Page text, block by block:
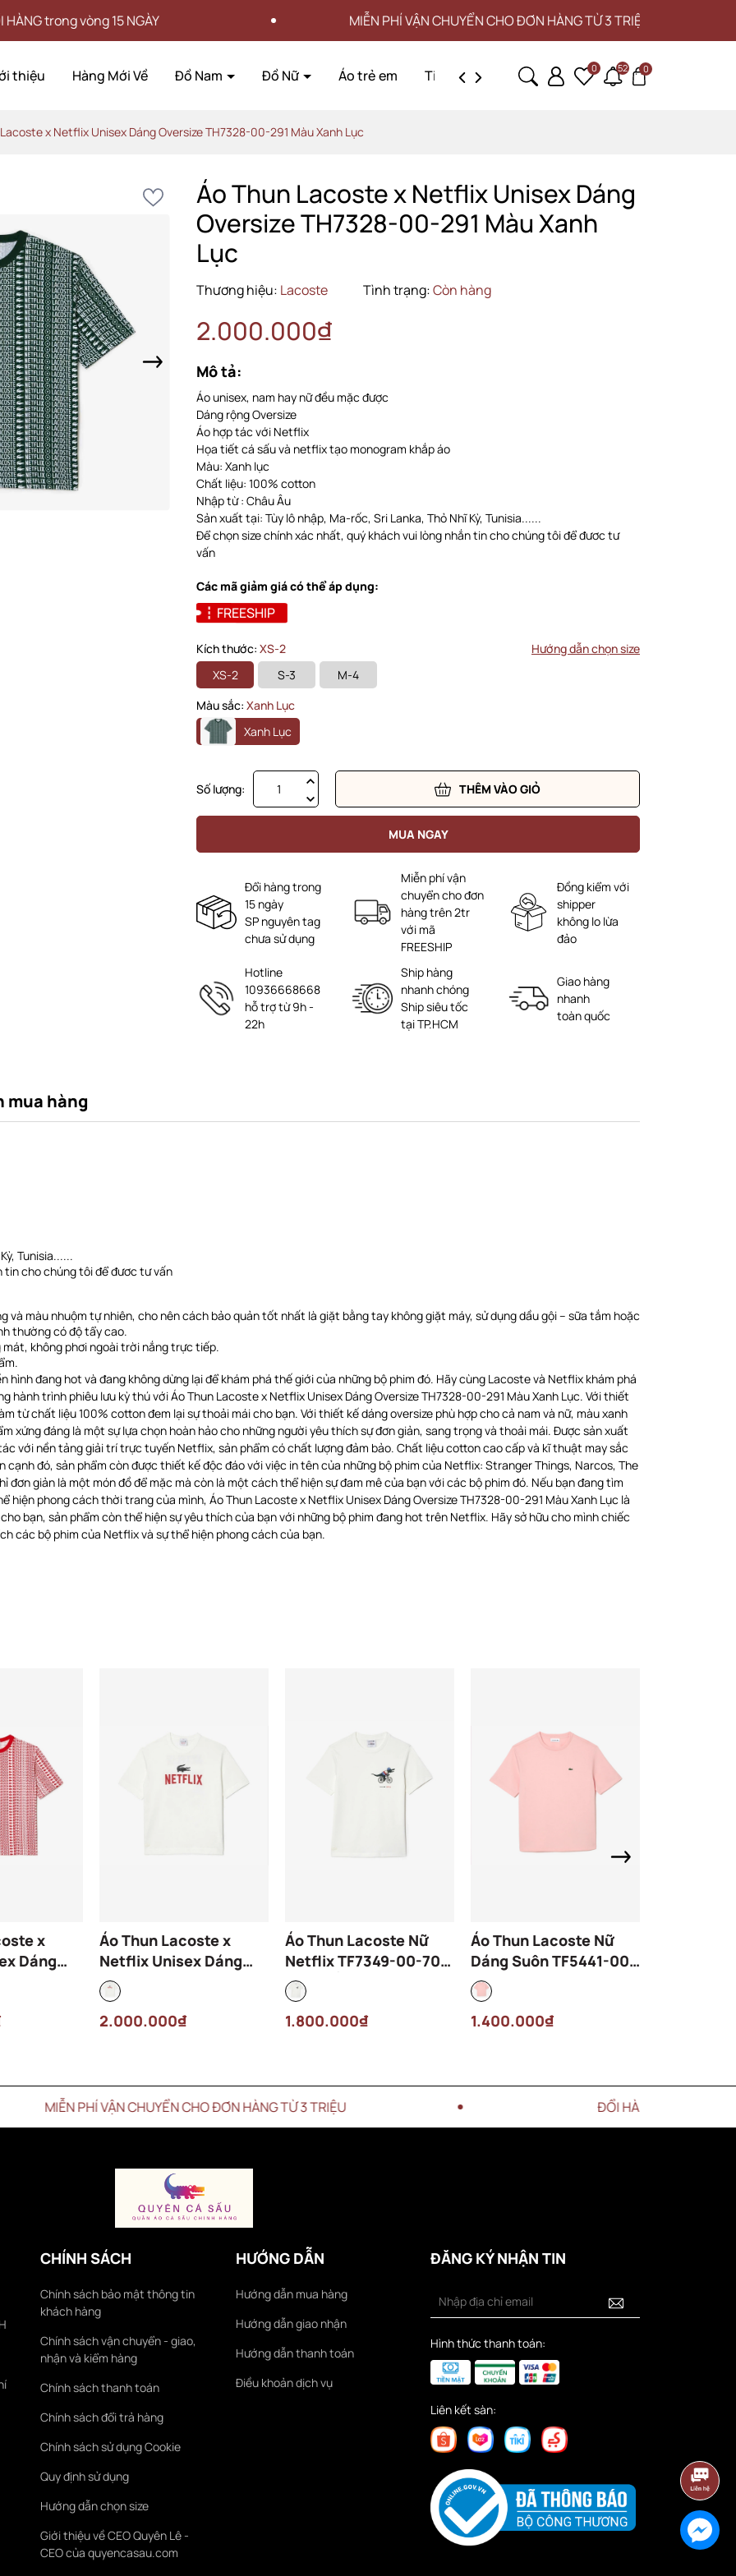
NGÀY MIỄN PHÍ VẬN CHUYỂN CHO ĐƠN HÀNG TỪ 3 TRIỆU
thiệu Hàng Mới Về Đồ Nam Đồ Nữ Áo trẻ em Tin tức Liên hệ 0 52 0
x Netflix Unisex Dáng Oversize TH7328-00-291 Màu Xanh Lục
Áo Thun Lacoste x Netflix Unisex Dáng
Oversize TH7328-00-291 Màu Xanh
Lục
Thương hiệu: Lacoste Tình trạng:Còn hàng
2.000.000₫
Mô tả:
Áo unisex, nam hay nữ đều mặc được
Dáng rộng Oversize
Áo hợp tác với Netflix
Họa tiết cá sấu và netflix tạo monogram khắp áo
Màu: Xanh lục
Chất liệu: 100% cotton
Nhập từ : Châu Âu
Sản xuất tại: Tùy lô nhập, Ma-rốc, Sri Lanka, Thỏ Nhĩ Kỳ, Tunisia......
Để chọn size chính xác nhất, quý khách vui lòng nhắn tin cho chúng tôi để đươc tư
vấn
Các mã giảm giá có thể áp dụng:
FREESHIP
Kích thước: XS-2
Hướng dẫn chọn size
XS-2
S-3
M-4
Màu sắc: Xanh Lục
Xanh Lục
Số lượng: THÊM VÀO GIỎ
MUA NGAY
Đổi hàng trong
15 ngày
SP nguyên tag
chưa sử dụng
Miễn phí vận
chuyển cho đơn
hàng trên 2tr
với mã
FREESHIP
Đồng kiểm với
shipper
không lo lừa
đảo
Hotline
10936668668
hỗ trợ từ 9h -
22h
Ship hàng
nhanh chóng
Ship siêu tốc
tại TP.HCM
Giao hàng
nhanh
toàn quốc
mua hàng
Tunisia......
tin cho chúng tôi để đươc tư vấn
màu nhuộm tự nhiên, cho nên cách bảo quản tốt nhất là giặt bằng tay không giặt máy, sử dụng dầu gội – sữa tắm hoặc
thường có độ tẩy cao.
không phơi ngoài trời nắng trực tiếp.
hình đang hot và đang không dừng lại để khám phá thế giới của những bộ phim đó. Hãy cùng Lacoste và Netflix khám phá
hành trình phiêu lưu kỳ thú với Áo Thun Lacoste x Netflix Unisex Dáng Oversize TH7328-00-291 Màu Xanh Lục. Với thiết
từ chất liệu 100% cotton đem lại sự thoải mái cho bạn. Với thiết kế dáng oversize phù hợp cho cả nam và nữ, màu xanh
xứng đáng là một sự lựa chọn hoàn hảo cho những người yêu thích sự đơn giản, sang trọng và thoải mái. Được sản xuất
với nền tảng giải trí trực tuyến Netflix, sản phẩm có chất lượng đảm bảo. Chất liệu cotton cao cấp và kĩ thuật may sắc
cạnh đó, sản phẩm còn được thiết kế độc đáo với việc in tên của những bộ phim của Netflix: Stranger Things, Narcos, The
đơn giản là một món đồ để mặc mà còn là một cách thể hiện sự đam mê của bạn với các bộ phim đó. Nếu bạn đang tìm
hiện phong cách thời trang của mình, Áo Thun Lacoste x Netflix Unisex Dáng Oversize TH7328-00-291 Màu Xanh Lục là
bạn, sản phẩm còn thể hiện sự yêu thích của bạn với những bộ phim đang hot trên Netflix. Hãy sở hữu cho mình chiếc
các bộ phim của Netflix và sự thể hiện phong cách của bạn.
x
Dáng
00-
Áo Thun Lacoste x
Netflix Unisex Dáng
Oversize TH7343-00-
70V Màu Trắng Kem
2.000.000₫
Áo Thun Lacoste Nữ
Netflix TF7349-00-70V
Màu Trắng
1.800.000₫
Áo Thun Lacoste Nữ
Dáng Suôn TF5441-00-
KF9 Màu Hồng
1.400.000₫
PHÍ VẬN CHUYỂN CHO ĐƠN HÀNG TỪ 3 TRIỆU ĐỔI HÀNG trong vòng 15 NGÀY
CHÍNH SÁCH
Chính sách bảo mật thông tin
khách hàng
Chính sách vận chuyển - giao,
nhận và kiểm hàng
Chính sách thanh toán
Chính sách đổi trả hàng
Chính sách sử dụng Cookie
Quy định sử dụng
Hướng dẫn chọn size
Giới thiệu về CEO Quyên Lê -
CEO của quyencasau.com
HƯỚNG DẪN
Hướng dẫn mua hàng
Hướng dẫn giao nhận
Hướng dẫn thanh toán
Điều khoản dịch vụ
ĐĂNG KÝ NHẬN TIN
Hình thức thanh toán:
Liên kết sàn: